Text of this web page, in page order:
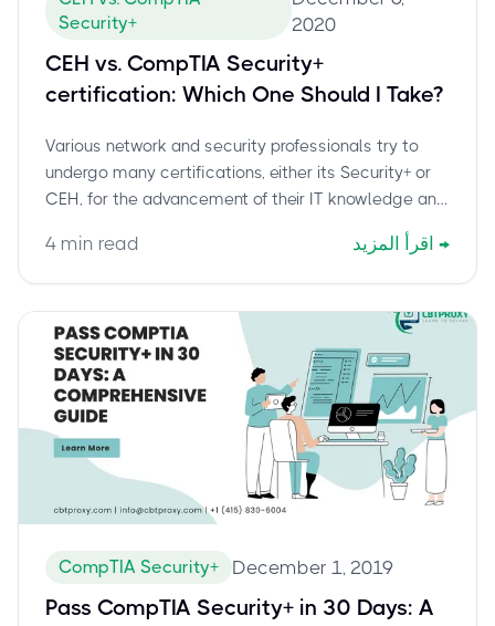
Security+
2020
CEH vs. CompTIA Security+
certification: Which One Should I Take?
Various network and security professionals try to
undergo many certifications, either its Security+ or
CEH, for the advancement of their IT knowledge and
4 min read اقرأ المزيد →
CompTIA Security+ December 1, 2019
Pass CompTIA Security+ in 30 Days: A